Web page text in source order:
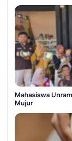
Mahasiswa
Mujur